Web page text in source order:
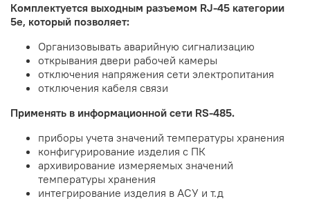
Комплектуется выходным разъемом RJ-45 категории
5е, который позволяет:
Организовывать аварийную сигнализацию
открывания двери рабочей камеры
отключения напряжения сети электропитания
отключения кабеля связи
Применять в информационной сети RS-485.
приборы учета значений температуры хранения
конфигурирование изделия с ПК
архивирование измеряемых значений
температуры хранения
интегрирование изделия в АСУ и т.д